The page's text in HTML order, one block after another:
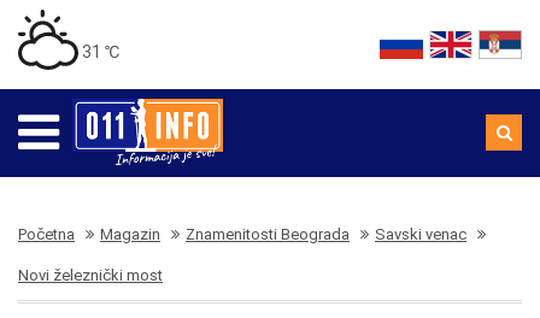
31 ℃
Početna Magazin Znamenitosti Beograda Savski venac
Novi železnički most